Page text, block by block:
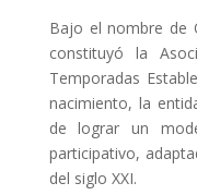
Bajo el nombre de
constituyó la
Temporadas
nacimiento, la
de lograr un
participativo,
del siglo XXI.